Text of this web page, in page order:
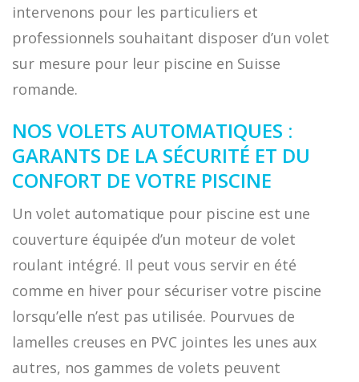
intervenons pour les particuliers et
professionnels souhaitant disposer d’un volet
sur mesure pour leur piscine en Suisse
romande.
NOS VOLETS AUTOMATIQUES :
GARANTS DE LA SÉCURITÉ ET DU
CONFORT DE VOTRE PISCINE
Un volet automatique pour piscine est une
couverture équipée d’un moteur de volet
roulant intégré. Il peut vous servir en été
comme en hiver pour sécuriser votre piscine
lorsqu’elle n’est pas utilisée. Pourvues de
lamelles creuses en PVC jointes les unes aux
autres, nos gammes de volets peuvent